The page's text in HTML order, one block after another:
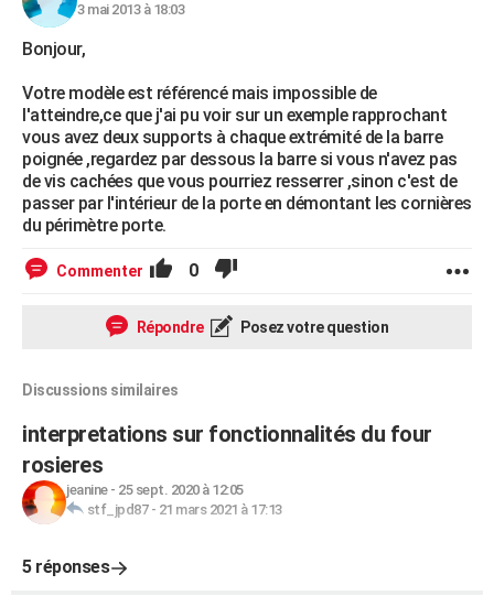
3 mai 2013 à 18:03
Bonjour,
Votre modèle est référencé mais impossible de
l'atteindre,ce que j'ai pu voir sur un exemple rapprochant
vous avez deux supports à chaque extrémité de la barre
poignée ,regardez par dessous la barre si vous n'avez pas
de vis cachées que vous pourriez resserrer ,sinon c'est de
passer par l'intérieur de la porte en démontant les cornières
du périmètre porte.
Commenter 0
Répondre Posez votre question
Discussions similaires
interpretations sur fonctionnalités du four
rosieres
jeanine- 25 sept. 2020 à 12:05
stf_jpd87- 21 mars 2021 à 17:13
5 réponses